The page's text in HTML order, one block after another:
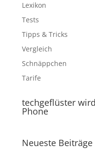
Lexikon
Tests
Tipps & Tricks
Vergleich
Schnäppchen
Tarife
techgeflüster
Phone
Neueste Beiträge